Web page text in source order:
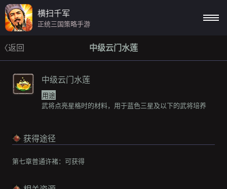
横扫千军
正统三国策略手游
〈返回 中级云门水莲
中级云门水莲
用途
武将点亮星格时的材料，用于蓝色三星及以下的武将培养
获得途径
第七章普通许褚： 可获得